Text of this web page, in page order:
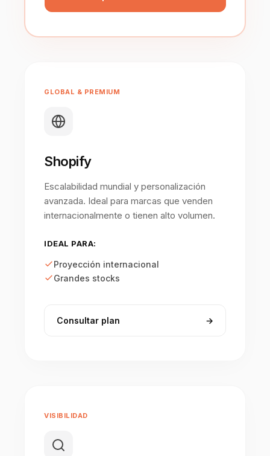
GLOBAL & PREMIUM
Shopify
Escalabilidad mundial y personalización
avanzada. Ideal para marcas que venden
internacionalmente o tienen alto volumen.
IDEAL PARA:
Proyección internacional
Grandes stocks
Consultar plan →
VISIBILIDAD